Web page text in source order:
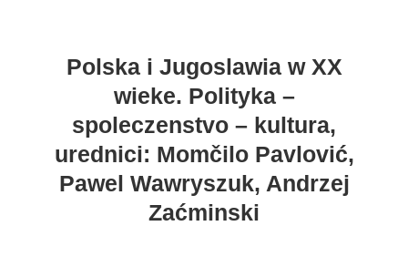
Polska i Jugoslawia w XX
wieke. Polityka –
spoleczenstvo – kultura,
urednici: Momčilo Pavlović,
Pawel Wawryszuk, Andrzej
Zaćminski